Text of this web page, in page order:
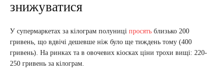
знижуватися
У супермаркетах за кілограм полуниці просять близько 200
гривень, що вдвічі дешевше ніж було ще тиждень тому (400
гривень). На ринках та в овочевих кіосках ціни трохи вищі: 220-
250 гривень за кілограм.